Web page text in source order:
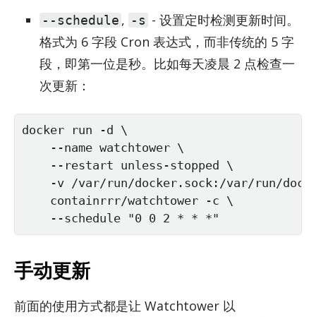
--schedule , -s - 设置定时检测更新时间。
格式为 6 字段 Cron 表达式，而非传统的 5 字
段，即第一位是秒。比如每天凌晨 2 点检查一
次更新：
docker run -d \
    --name watchtower \
    --restart unless-stopped \
-v /var/run/docker.sock:/var/run/
    containrrr/watchtower -c \
    --schedule "0 0 2 * * *"
手动更新
前面的使用方式都是让 Watch­tower 以